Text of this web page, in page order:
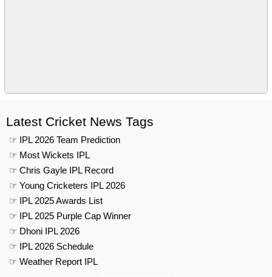
Latest Cricket News Tags
☞ IPL 2026 Team Prediction
☞ Most Wickets IPL
☞ Chris Gayle IPL Record
☞ Young Cricketers IPL 2026
☞ IPL 2025 Awards List
☞ IPL 2025 Purple Cap Winner
☞ Dhoni IPL 2026
☞ IPL 2026 Schedule
☞ Weather Report IPL